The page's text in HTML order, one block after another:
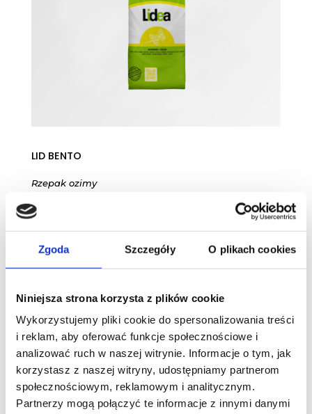
Zgoda Szczegóły O plikach cookies
Niniejsza strona korzysta z plików cookie
Wykorzystujemy pliki cookie do spersonalizowania treści
i reklam, aby oferować funkcje społecznościowe i
analizować ruch w naszej witrynie. Informacje o tym, jak
korzystasz z naszej witryny, udostępniamy partnerom
społecznościowym, reklamowym i analitycznym.
Partnerzy mogą połączyć te informacje z innymi danymi
LID BENTO
Rzepak ozimy